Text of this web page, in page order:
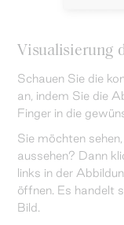
Visualisierung
Schauen Sie die
an, indem Sie die
Finger in die
Sie möchten
aussehen? Dann
links in der
öffnen. Es handelt
Bild.